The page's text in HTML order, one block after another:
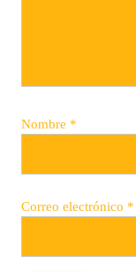
Nombre *
Correo electrónico *